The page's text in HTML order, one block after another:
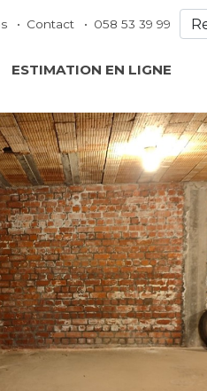
Contact 058 53 39 99
ESTIMATION EN LIGNE